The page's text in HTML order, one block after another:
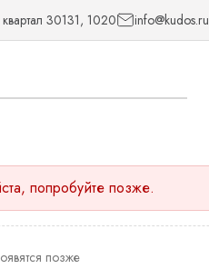
30131, 1020 info@kudos.ru
попробуйте позже.
позже